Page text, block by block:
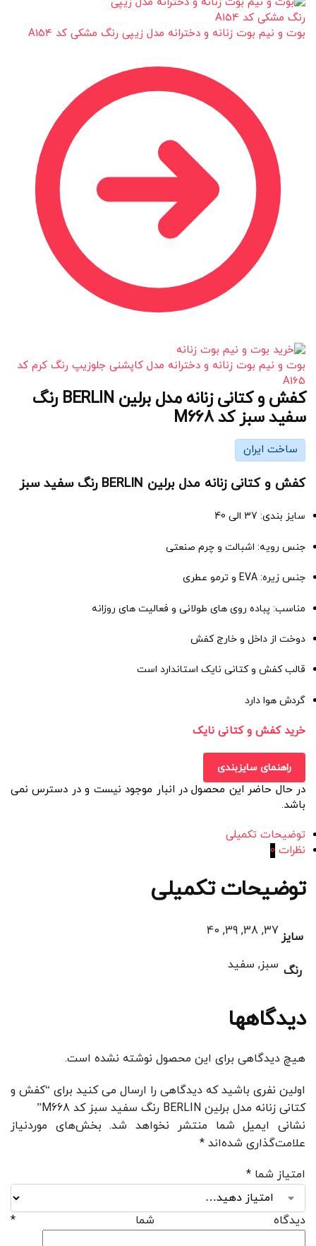
بوت و نیم بوت زنانه و دخترانه مدل زیپی رنگ مشکی کد A154
بوت و نیم بوت زنانه و دخترانه مدل کاپشنی جلوزیپ رنگ کرم کد
A165
کفش و کتانی زنانه مدل برلین BERLIN رنگ
سفید سبز کد M668
ساخت ایران
کفش و کتانی زنانه مدل برلین BERLIN رنگ سفید سبز
سایز بندی: 37 الی 40
جنس رویه: اشبالت و چرم صنعتی
جنس زیره: EVA و ترمو عطری
مناسب: پباده روی های طولانی و فعالیت های روزانه
دوخت از داخل و خارج کفش
قالب کفش و کتانی نایک استاندارد است
گردش هوا دارد
خرید کفش و کتانی نایک
راهنمای سایزبندی
در حال حاضر این محصول در انبار موجود نیست و در دسترس نمی
باشد.
توضیحات تکمیلی
نظرات 0
توضیحات تکمیلی
سایز 37, 38, 39, 40
رنگ سبز, سفید
دیدگاهها
هیچ دیدگاهی برای این محصول نوشته نشده است.
اولین نفری باشید که دیدگاهی را ارسال می کنید برای “کفش و
کتانی زنانه مدل برلین BERLIN رنگ سفید سبز کد M668”
نشانی ایمیل شما منتشر نخواهد شد. بخش‌های موردنیاز
علامت‌گذاری شده‌اند *
امتیاز شما *
دیدگاه شما *